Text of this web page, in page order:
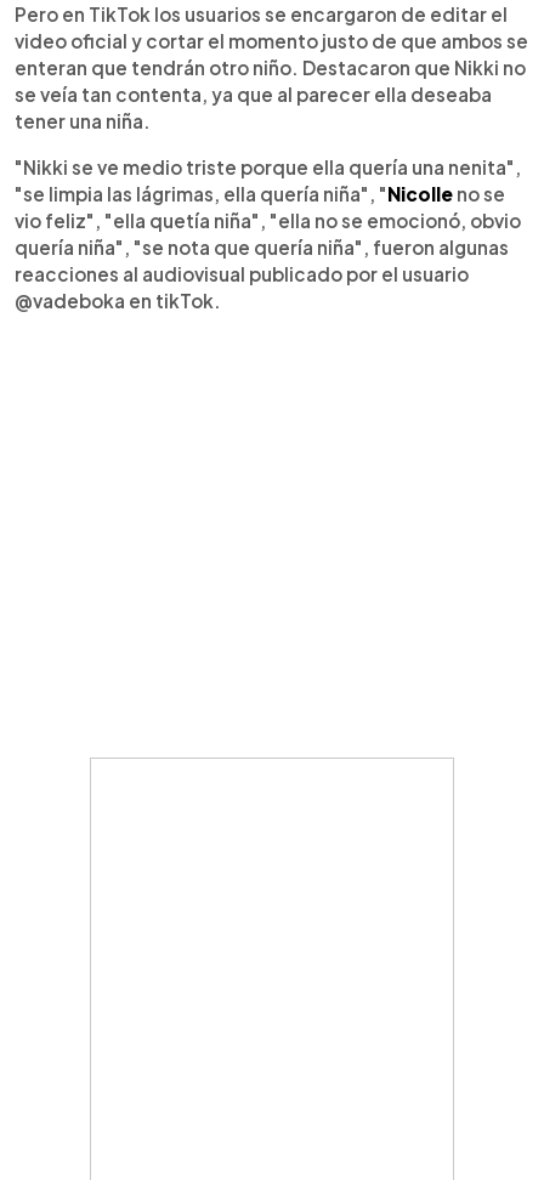
Pero en TikTok los usuarios se encargaron de editar el
video oficial y cortar el momento justo de que ambos se
enteran que tendrán otro niño. Destacaron que Nikki no
se veía tan contenta, ya que al parecer ella deseaba
tener una niña.
"Nikki se ve medio triste porque ella quería una nenita",
"se limpia las lágrimas, ella quería niña", "Nicolle no se
vio feliz", "ella quetía niña", "ella no se emocionó, obvio
quería niña", "se nota que quería niña", fueron algunas
reacciones al audiovisual publicado por el usuario
@vadeboka en tikTok.